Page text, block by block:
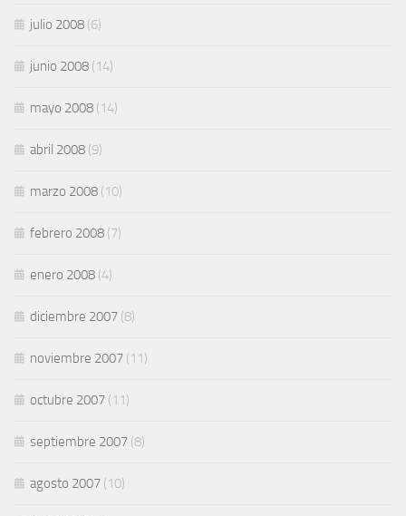
julio 2008 (6)
junio 2008 (14)
mayo 2008 (14)
abril 2008 (9)
marzo 2008 (10)
febrero 2008 (7)
enero 2008 (4)
diciembre 2007 (8)
noviembre 2007 (11)
octubre 2007 (11)
septiembre 2007 (8)
agosto 2007 (10)